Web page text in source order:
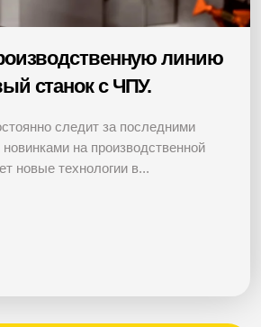
линию
станок с ЧПУ.
следит за последними
на производственной
новые технологии в...